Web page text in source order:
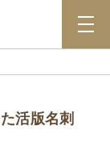
活版名刺